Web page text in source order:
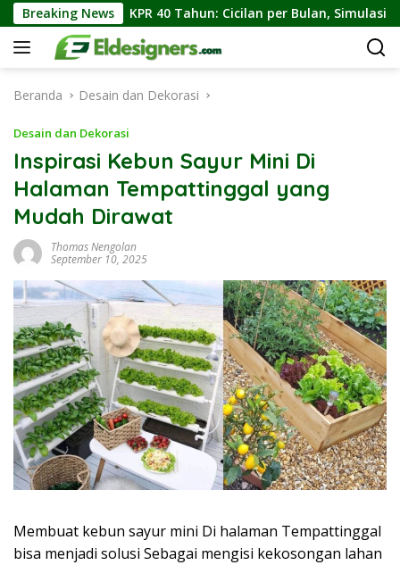
Langsung
ke
konten
Breaking News
KPR 40 Tahun: Cicilan per Bulan, Simulasi Angsuran, dan
Beranda Desain dan Dekorasi
Desain dan Dekorasi
Inspirasi Kebun Sayur Mini Di
Halaman Tempattinggal yang
Mudah Dirawat
Thomas Nengolan
September 10, 2025
Membuat kebun sayur mini Di halaman Tempattinggal
bisa menjadi solusi Sebagai mengisi kekosongan lahan